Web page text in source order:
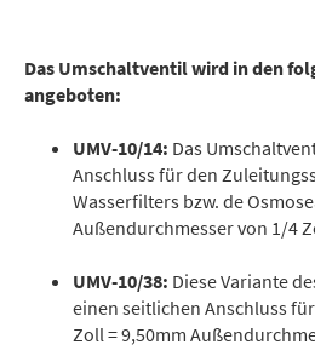
Das Umschaltventil wird in den
angeboten:
UMV-10/14: Das
Anschluss für den
Wasserfilters bzw. de
Außendurchmesser von 1/4
UMV-10/38: Diese Variante
einen seitlichen Anschluss
Zoll = 9,50mm